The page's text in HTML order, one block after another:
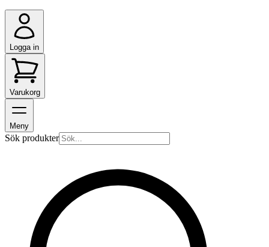
Logga in
Varukorg
Meny
Sök produkter